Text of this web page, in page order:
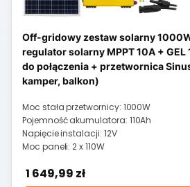
Off-gridowy zestaw solarny
regulator solarny MPPT 10A + GEL
do połączenia + przetwornica
kamper, balkon)
Moc stała przetwornicy: 1000W
Pojemność akumulatora: 110Ah
Napięcie instalacji: 12V
Moc paneli: 2 x 110W
Cena
1 649,99 zł